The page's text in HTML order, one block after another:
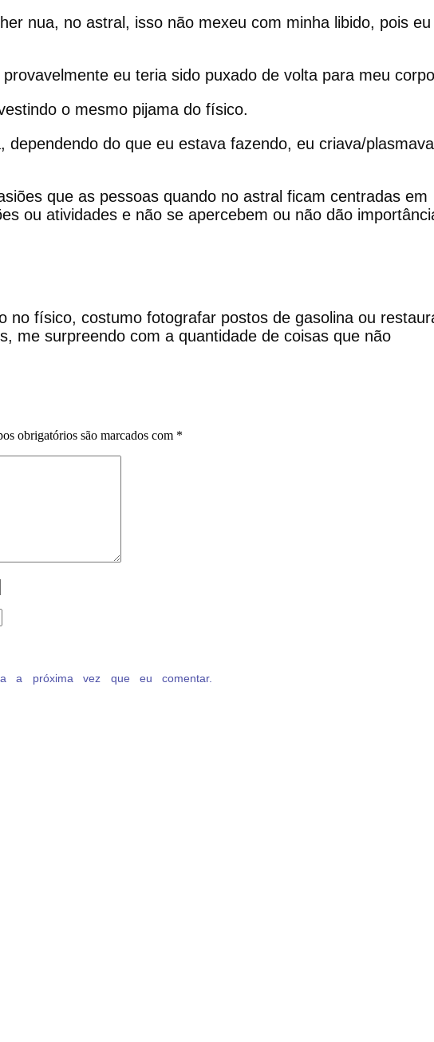
nua, no astral, isso não mexeu com minha libido, pois
eu teria sido puxado de volta para meu
o mesmo pijama do físico.
dependendo do que eu estava fazendo, eu criava/plasmava
que as pessoas quando no astral ficam centradas em
ou atividades e não se apercebem ou não dão
no físico, costumo fotografar postos de gasolina ou
me surpreendo com a quantidade de coisas que não
obrigatórios são marcados com *
a próxima vez que eu comentar.